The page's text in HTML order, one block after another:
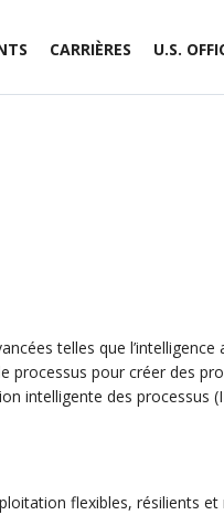
CARRIÈRES U.S.
telles que l’intelligence
processus pour créer des
intelligente des processus
flexibles, résilients